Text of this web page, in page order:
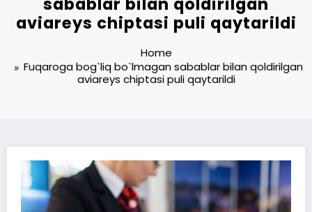
aviareys chiptasi puli qaytarildi
Home
Fuqaroga bog`liq bo`lmagan sabablar bilan qoldirilgan
aviareys chiptasi puli qaytarildi